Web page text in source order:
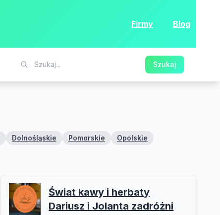
Firmy Blog
Szukaj
Dolnośląskie Pomorskie
Opolskie
Świat kawy i herbaty
Dariusz i Jolanta zadróżni